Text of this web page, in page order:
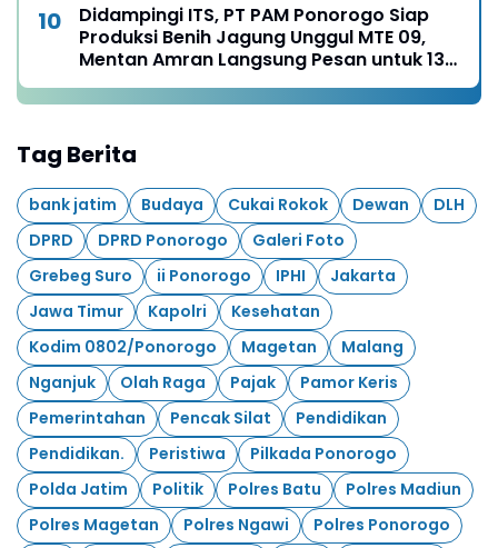
Didampingi ITS, PT PAM Ponorogo Siap
Produksi Benih Jagung Unggul MTE 09,
Mentan Amran Langsung Pesan untuk 13
Ribu Hektare
Tag Berita
bank jatim Budaya Cukai Rokok Dewan
DLH
DPRD
DPRD Ponorogo
Galeri Foto
Grebeg Suro
ii Ponorogo IPHI
Jakarta
Jawa Timur
Kapolri
Kesehatan
Kodim 0802/Ponorogo
Magetan
Malang
Nganjuk
Olah Raga Pajak
Pamor Keris
Pemerintahan
Pencak Silat
Pendidikan
Pendidikan.
Peristiwa
Pilkada Ponorogo
Polda Jatim
Politik Polres Batu
Polres Madiun
Polres Magetan
Polres Ngawi
Polres Ponorogo